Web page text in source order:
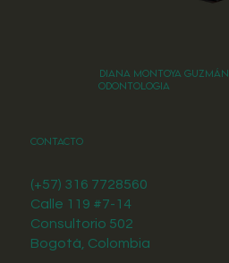
DIANA MONTOYA GUZMÁN
ODONTOLOGIA
Contacto
(+57) 316 7728560
Calle 119 #7-14
Consultorio 502
Bogotá, Colombia